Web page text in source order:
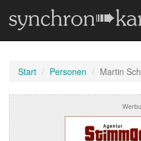
Start Personen Martin